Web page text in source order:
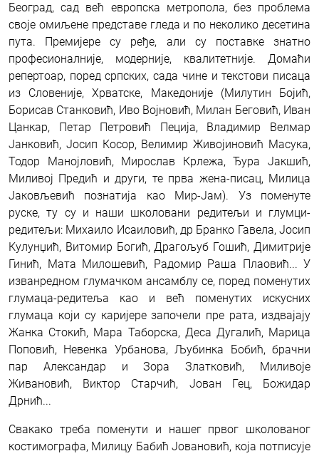
Београд, сад већ европска метропола, без проблема
своје омиљене представе гледа и по неколико десетина
пута. Премијере су ређе, али су поставке знатно
професионалније, модерније, квалитетније. Домаћи
репертоар, поред српских, сада чине и текстови писаца
из Словеније, Хрватске, Македоније (Милутин Бојић,
Борисав Станковић, Иво Војновић, Милан Беговић, Иван
Цанкар, Петар Петровић Пеција, Владимир Велмар
Јанковић, Јосип Косор, Велимир Живојиновић Масука,
Тодор Манојловић, Мирослав Крлежа, Ђура Јакшић,
Миливој Предић и други, те прва жена-писац, Милица
Јаковљевић познатија као Мир-Јам). Уз поменуте
руске, ту су и наши школовани редитељи и глумци-
редитељи: Михаило Исаиловић, др Бранко Гавела, Јосип
Кулунџић, Витомир Богић, Драгољуб Гошић, Димитрије
Гинић, Мата Милошевић, Радомир Раша Плаовић... У
изванредном глумачком ансамблу се, поред поменутих
глумаца-редитеља као и већ поменутих искусних
глумаца који су каријере започели пре рата, издвајају
Жанка Стокић, Мара Таборска, Деса Дугалић, Марица
Поповић, Невенка Урбанова, Љубинка Бобић, брачни
пар Александар и Зора Златковић, Миливоје
Живановић, Виктор Старчић, Јован Гец, Божидар
Дрнић...
Свакако треба поменути и нашег првог школованог
костимографа, Милицу Бабић Јовановић, која потписује